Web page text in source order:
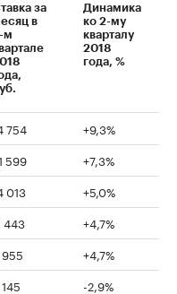
за
в
м
Динамика
ко 2-му
кварталу
2018
года, %
754
+9,3%
599
+7,3%
013
+5,0%
443
+4,7%
+4,7%
-2,9%